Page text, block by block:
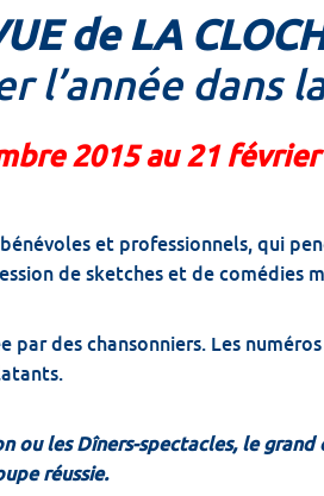
de LA
l’année dans
2015 au 21
et professionnels, qui
de sketches et de comédies
par des chansonniers. Les
ou les Dîners-spectacles, le
réussie.